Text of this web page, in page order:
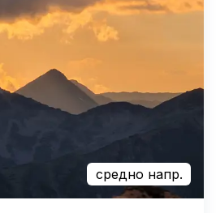
средно напр.